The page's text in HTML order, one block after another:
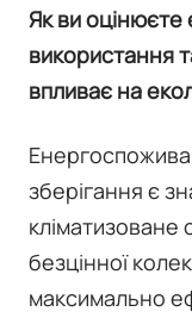
Як ви оцінюєте
використання
впливає на
зберігання є
кліматизоване
безцінної
максимально